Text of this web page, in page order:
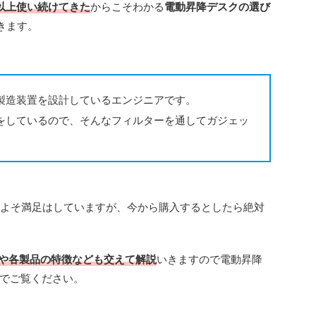
上使い続けてきたからこそわかる電動昇降デスクの選び
す。
装置を設計しているエンジニアです。
しているので、そんなフィルターを通してガジェッ
そ満足はしていますが、今から購入するとしたら絶対
各製品の特徴なども交えて解説いきますので電動昇降
ご覧ください。